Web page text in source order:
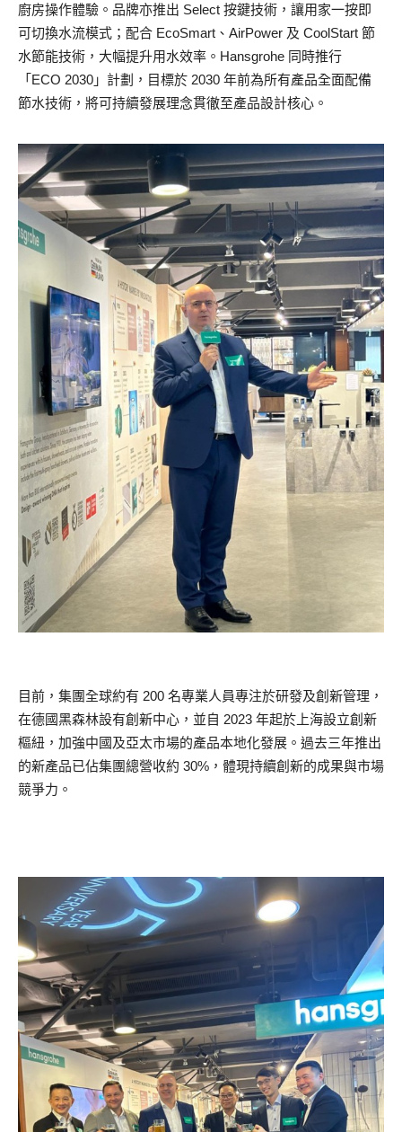
廚房操作體驗。品牌亦推出 Select 按鍵技術，讓用家一按即
可切換水流模式；配合 EcoSmart、AirPower 及 CoolStart 節
水節能技術，大幅提升用水效率。Hansgrohe 同時推行
「ECO 2030」計劃，目標於 2030 年前為所有產品全面配備
節水技術，將可持續發展理念貫徹至產品設計核心。
目前，集團全球約有 200 名專業人員專注於研發及創新管理，
在德國黑森林設有創新中心，並自 2023 年起於上海設立創新
樞紐，加強中國及亞太市場的產品本地化發展。過去三年推出
的新產品已佔集團總營收約 30%，體現持續創新的成果與市場
競爭力。